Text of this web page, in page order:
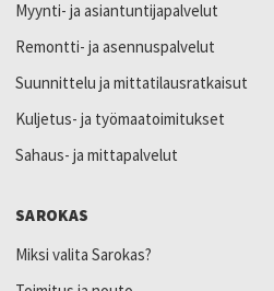
Myynti- ja asiantuntijapalvelut
Remontti- ja asennuspalvelut
Suunnittelu ja mittatilausratkaisut
Kuljetus- ja työmaatoimitukset
Sahaus- ja mittapalvelut
SAROKAS
Miksi valita Sarokas?